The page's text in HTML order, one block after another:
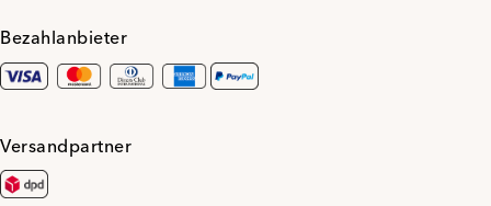
Bezahlanbieter
Versandpartner